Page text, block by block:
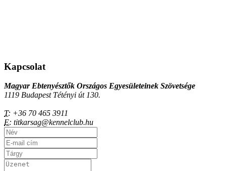
Kapcsolat
Magyar Ebtenyésztők Országos Egyesületeinek Szövetsége
1119 Budapest Tétényi út 130.
T: +36 70 465 3911
E: titkarsag@kennelclub.hu